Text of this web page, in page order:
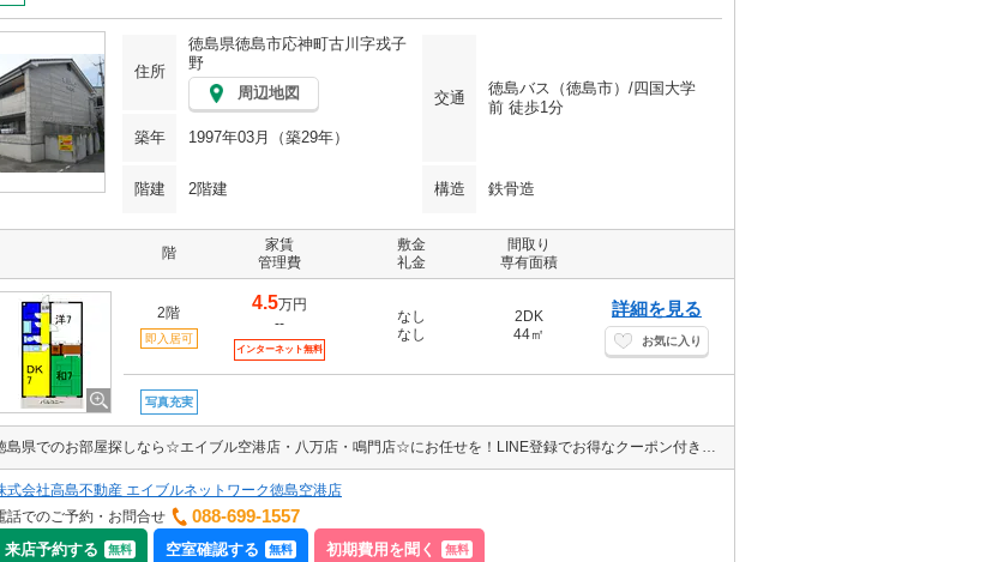
住所
徳島県徳島市応神町古川字戎子
野
周辺地図
交通
徳島バス（徳島市）/四国大学
前 徒歩1分
築年
1997年03月（築29年）
階建 2階建 構造 鉄骨造
階
家賃
管理費
敷金
礼金
間取り
専有面積
2階
即入居可
4.5万円
--
インターネット無料
なし
なし
2DK
44㎡
詳細を見る
お気に入り
写真充実
徳島県でのお部屋探しなら☆エイブル空港店・八万店・鳴門店☆にお任せを！LINE登録でお得なクーポン付き！→@701vdbki エイブルならネット掲載の物件どこでもご紹介可能となっております！
式会社高島不動産 エイブルネットワーク徳島空港店
話でのご予約・お問合せ
088-699-1557
来店予約する 無料 空室確認する 無料 初期費用を聞く 無料